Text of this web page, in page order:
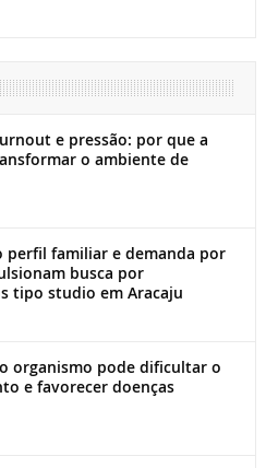
e pressão: por que a
o ambiente de
perfil familiar e demanda por
busca por
tipo studio em Aracaju
organismo pode dificultar o
e favorecer doenças